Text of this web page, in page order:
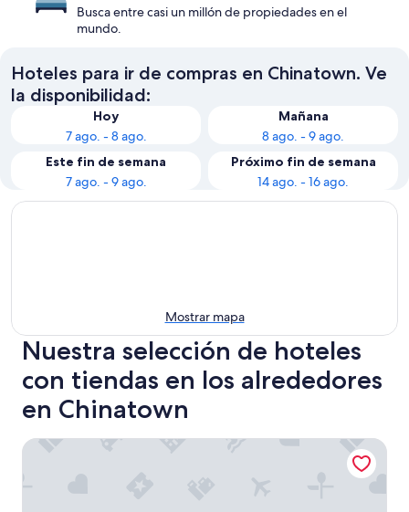
Busca entre casi un millón de propiedades en el
mundo.
Hoteles para ir de compras en Chinatown. Ve
la disponibilidad:
Hoy
7 ago. - 8 ago.
Mañana
8 ago. - 9 ago.
Este fin de semana
7 ago. - 9 ago.
Próximo fin de semana
14 ago. - 16 ago.
Mostrar mapa
Nuestra selección de hoteles
con tiendas en los alrededores
en Chinatown
Beautiful Garden View Pool+Hot Tub+Sauna/Large Free